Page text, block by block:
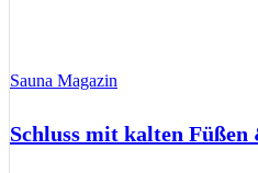
Sauna Magazin
Schluss mit kalten